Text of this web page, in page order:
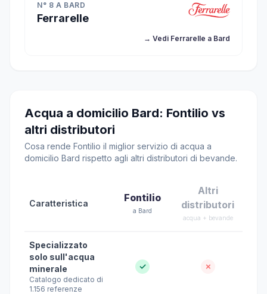
N° 8 A BARD
Ferrarelle
→ Vedi Ferrarelle a Bard
Acqua a domicilio Bard: Fontilio vs
altri distributori
Cosa rende Fontilio il miglior servizio di acqua a
domicilio Bard rispetto agli altri distributori di bevande.
Caratteristica Fontilio
a Bard
Altri
distributori
acqua + bevande
Specializzato
solo sull'acqua
minerale
Catalogo dedicato di
1.156 referenze
✓ ✗